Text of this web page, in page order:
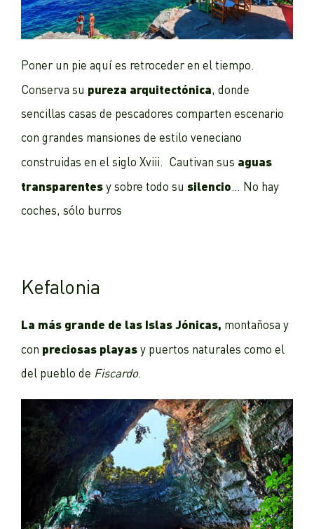
Poner un pie aquí es retroceder en el tiempo.
Conserva su pureza arquitectónica, donde
sencillas casas de pescadores comparten escenario
con grandes mansiones de estilo veneciano
construidas en el siglo Xviii. Cautivan sus aguas
transparentesy sobre todo su silencio… No hay
coches, sólo burros
Kefalonia
La más grande de las Islas Jónicas, montañosa y
con preciosas playasy puertos naturales como el
del pueblo de Fiscardo.